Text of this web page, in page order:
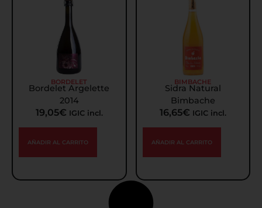
BORDELET
Bordelet Argelette
2014
19,05€ IGIC incl.
AÑADIR AL CARRITO
BIMBACHE
Sidra Natural
Bimbache
16,65€ IGIC incl.
AÑADIR AL CARRITO